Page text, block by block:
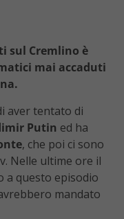
sul Cremlino è
mai accaduti
aver tentato di
Putin ed ha
, che poi ci sono
Nelle ultime ore il
a questo episodio
mandato